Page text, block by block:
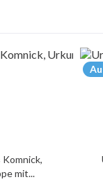
Komnick,
mit...